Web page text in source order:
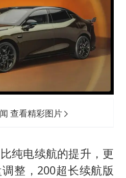
查看精彩图片
纯电续航的提升，更
整，200超长续航版